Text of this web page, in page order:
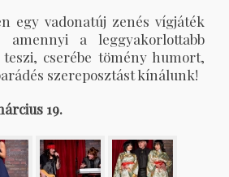
egy vadonatúj zenés vígjáték
amennyi a leggyakorlottabb
cserébe tömény humort,
szereposztást kínálunk!
19.